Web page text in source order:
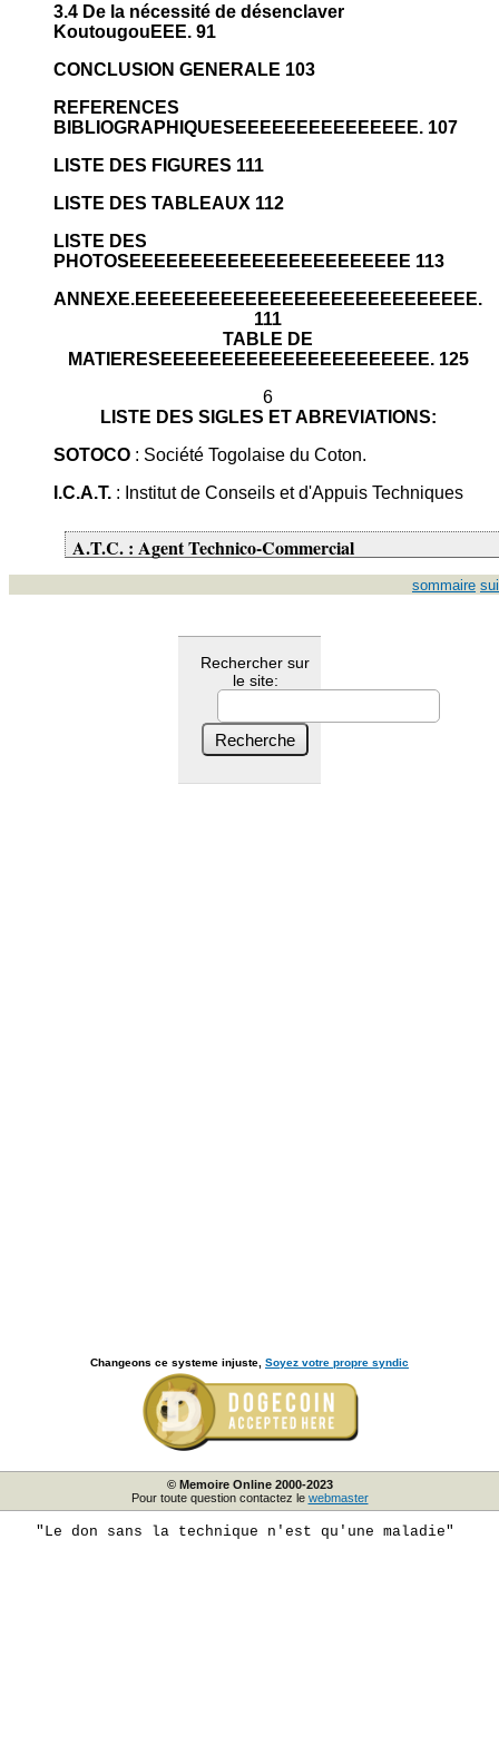
3.4 De la nécessité de désenclaver
KoutougouEEE. 91
CONCLUSION GENERALE 103
REFERENCES
BIBLIOGRAPHIQUESEEEEEEEEEEEEEEE. 107
LISTE DES FIGURES 111
LISTE DES TABLEAUX 112
LISTE DES
PHOTOSEEEEEEEEEEEEEEEEEEEEEEE 113
ANNEXE.EEEEEEEEEEEEEEEEEEEEEEEEEEEE.
111
TABLE DE
MATIERESEEEEEEEEEEEEEEEEEEEEEE. 125
6
LISTE DES SIGLES ET ABREVIATIONS:
SOTOCO : Société Togolaise du Coton.
I.C.A.T. : Institut de Conseils et d'Appuis Techniques
A.T.C. : Agent Technico-Commercial
sommaire
Rechercher sur
le site:
Changeons ce systeme injuste, Soyez votre propre syndic
© Memoire Online 2000-2023
Pour toute question contactez le webmaster
"Le don sans la technique n'est qu'une maladie"